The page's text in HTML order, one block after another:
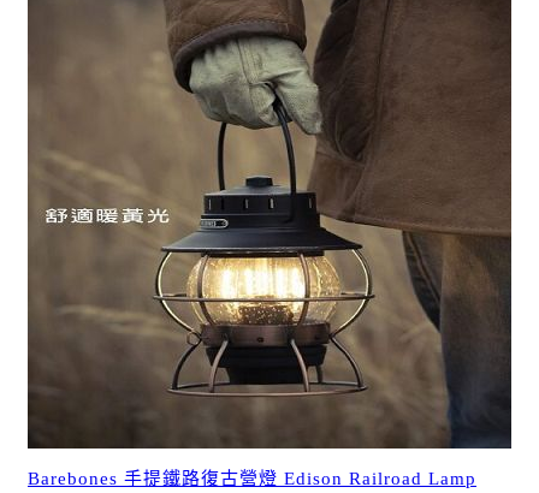
Barebones 手提鐵路復古營燈 Edison Railroad Lamp